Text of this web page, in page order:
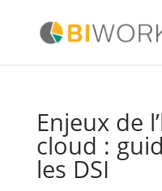
Enjeux de
cloud :
les DSI